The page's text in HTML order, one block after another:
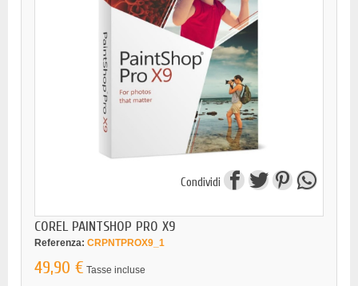
Condividi
COREL PAINTSHOP PRO X9
Referenza: CRPNTPROX9_1
49,90 € Tasse incluse